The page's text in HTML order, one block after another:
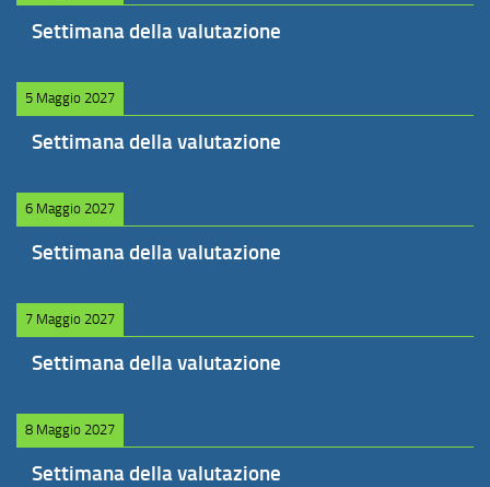
Settimana della valutazione
5 Maggio 2027
Settimana della valutazione
6 Maggio 2027
Settimana della valutazione
7 Maggio 2027
Settimana della valutazione
8 Maggio 2027
Settimana della valutazione